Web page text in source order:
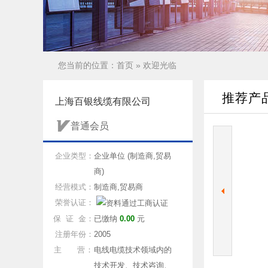
您当前的位置： 首页 » 欢迎光临
上海百银线缆有限公司
普通会员
企业类型： 企业单位 (制造商,贸易
商)
经营模式： 制造商,贸易商
荣誉认证：
保 证 金： 已缴纳 0.00 元
注册年份： 2005
主 营： 电线电缆技术领域内的
技术开发、技术咨询、
推荐产